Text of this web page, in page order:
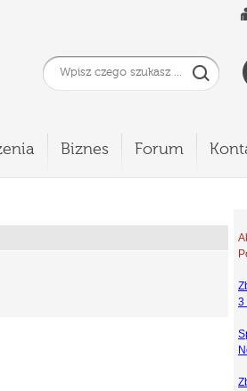
Biznes Forum
3